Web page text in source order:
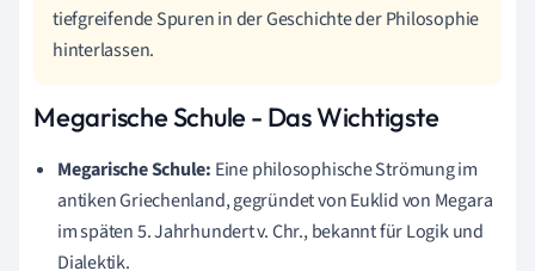
tiefgreifende Spuren in der Geschichte der Philosophie
hinterlassen.
Megarische Schule - Das Wichtigste
Megarische Schule: Eine philosophische Strömung im
antiken Griechenland, gegründet von Euklid von Megara
im späten 5. Jahrhundert v. Chr., bekannt für Logik und
Dialektik.